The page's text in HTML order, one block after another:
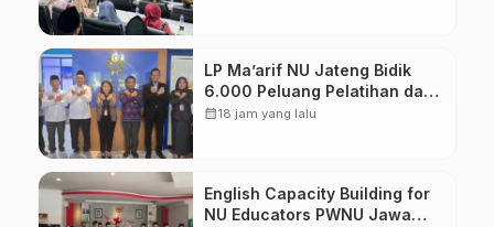
LP Ma’arif NU Jateng Bidik
6.000 Peluang Pelatihan dan
Sertifikasi bagi Lulusan SMK
calendar_month18 jam yang lalu
English Capacity Building for
NU Educators PWNU Jawa